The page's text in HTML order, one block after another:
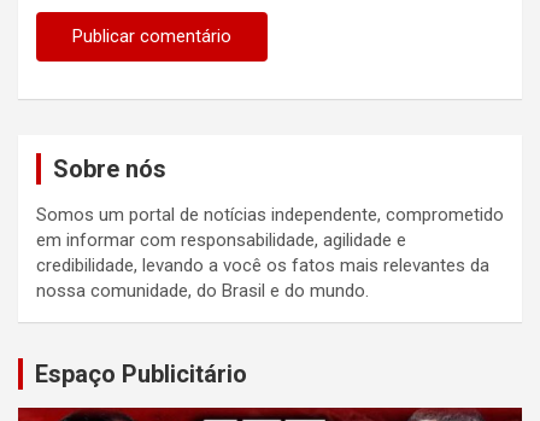
Sobre nós
Somos um portal de notícias independente, comprometido
em informar com responsabilidade, agilidade e
credibilidade, levando a você os fatos mais relevantes da
nossa comunidade, do Brasil e do mundo.
Espaço Publicitário